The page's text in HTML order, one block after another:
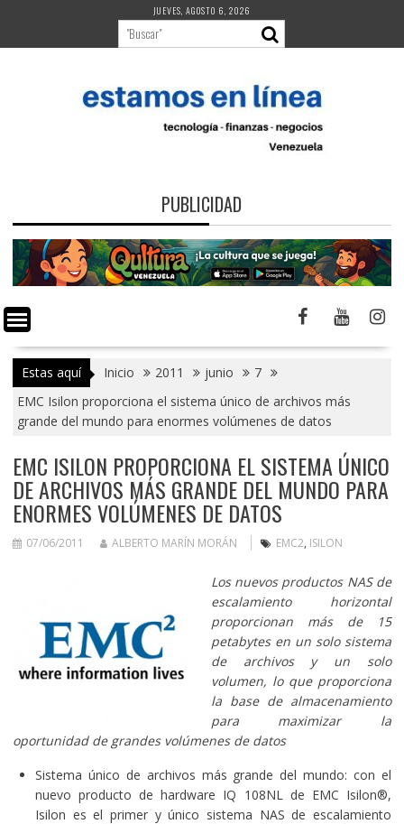
contenido
JUEVES, AGOSTO 6, 2026
PUBLICIDAD
Estas aquí Inicio 2011 junio
7
EMC Isilon proporciona el sistema único de archivos más
grande del mundo para enormes volúmenes de datos
EMC ISILON PROPORCIONA EL SISTEMA ÚNICO
DE ARCHIVOS MÁS GRANDE DEL MUNDO PARA
ENORMES VOLÚMENES DE DATOS
07/06/2011 ALBERTO MARÍN MORÁN EMC2, ISILON
Los nuevos productos NAS de
escalamiento horizontal
proporcionan más de 15
petabytes en un solo sistema
de archivos y un solo
volumen, lo que proporciona
la base de almacenamiento
para maximizar la
oportunidad de grandes volúmenes de datos
Sistema único de archivos más grande del mundo: con el
nuevo producto de hardware IQ 108NL de EMC Isilon®,
Isilon es el primer y único sistema NAS de escalamiento